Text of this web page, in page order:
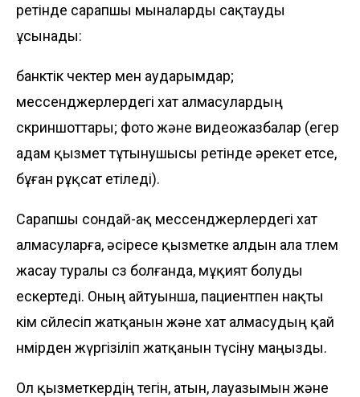
ретінде сарапшы мыналарды сақтауды
ұсынады:
банктік чектер мен аударымдар;
мессенджерлердегі хат алмасулардың
скриншоттары; фото және видеожазбалар (егер
адам қызмет тұтынушысы ретінде әрекет етсе,
бұған рұқсат етіледі).
Сарапшы сондай-ақ мессенджерлердегі хат
алмасуларға, әсіресе қызметке алдын ала төлем
жасау туралы сөз болғанда, мұқият болуды
ескертеді. Оның айтуынша, пациентпен нақты
кім сөйлесіп жатқанын және хат алмасудың қай
нөмірден жүргізіліп жатқанын түсіну маңызды.
Ол қызметкердің тегін, атын, лауазымын және